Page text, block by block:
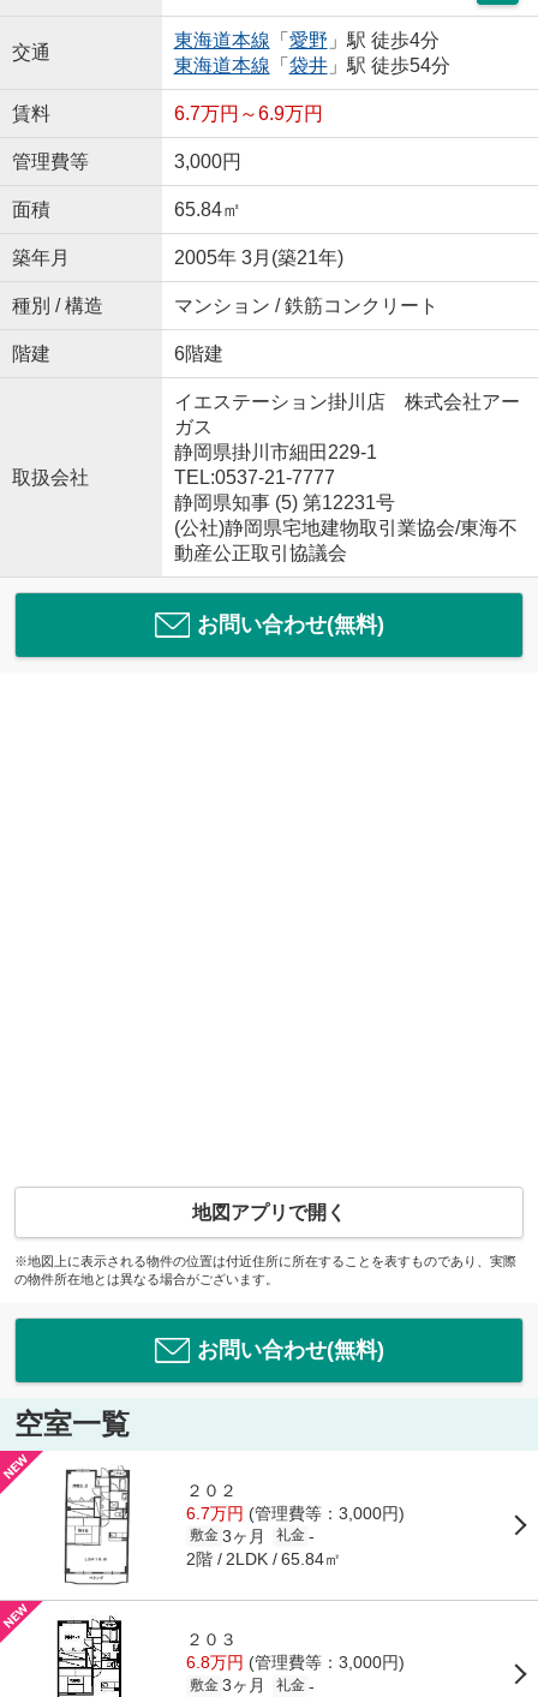
交通
東海道本線 「 愛野 」駅 徒歩4分
東海道本線 「 袋井」駅 徒歩54分
賃料 6.7万円～6.9万円
管理費等 3,000円
面積 65.84㎡
築年月 2005年 3月(築21年)
種別 / 構造 マンション / 鉄筋コンクリート
階建 6階建
取扱会社
イエステーション掛川店 株式会社アー
ガス
静岡県掛川市細田229-1
TEL:0537-21-7777
静岡県知事 (5) 第12231号
(公社)静岡県宅地建物取引業協会/東海不
動産公正取引協議会
お問い合わせ(無料)
地図アプリで開く
※地図上に表示される物件の位置は付近住所に所在することを表すものであり、実際
の物件所在地とは異なる場合がございます。
お問い合わせ(無料)
空室一覧
２０２
6.7万円 (管理費等：3,000円)
敷金 3ヶ月 礼金 -
2階 2LDK 65.84㎡
２０３
6.8万円 (管理費等：3,000円)
敷金 3ヶ月 礼金 -